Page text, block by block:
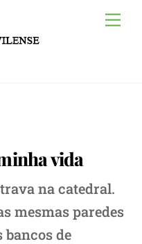
vida
na catedral.
mesmas paredes
bancos de